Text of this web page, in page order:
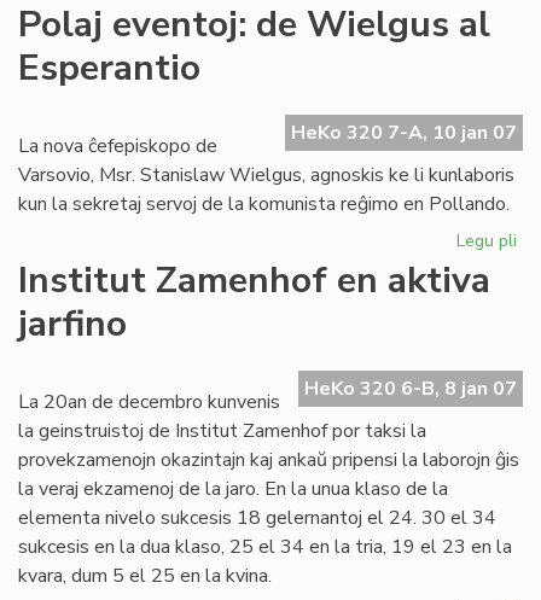
Polaj eventoj: de Wielgus al
Esperantio
HeKo 320 7-A, 10 jan 07
La nova ĉefepiskopo de
Varsovio, Msr. Stanislaw Wielgus, agnoskis ke li kunlaboris
kun la sekretaj servoj de la komunista reĝimo en Pollando.
Legu pli
al
Institut Zamenhof en aktiva
jarfino
HeKo 320 6-B, 8 jan 07
La 20an de decembro kunvenis
la geinstruistoj de Institut Zamenhof por taksi la
provekzamenojn okazintajn kaj ankaŭ pripensi la laborojn ĝis
la veraj ekzamenoj de la jaro. En la unua klaso de la
elementa nivelo sukcesis 18 gelernantoj el 24. 30 el 34
sukcesis en la dua klaso, 25 el 34 en la tria, 19 el 23 en la
kvara, dum 5 el 25 en la kvina.